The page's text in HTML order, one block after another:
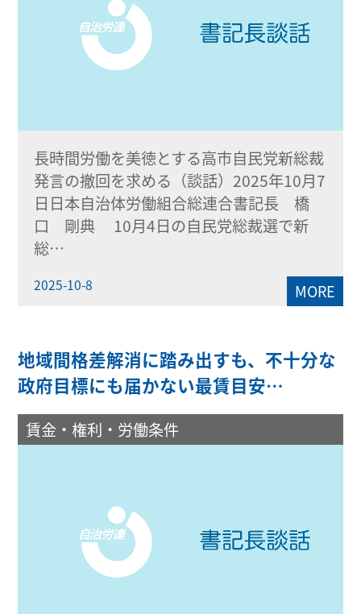
長時間労働を美徳とする高市自民党新総裁
発言の撤回を求める（談話）2025年10月7
日日本自治体労働組合総連合書記長 橋
口 剛典 10月4日の自民党総裁選で新
総…
2025-10-8 MORE
地域間格差解消に踏み出すも、不十分な
政府目標にも届かない最賃目安…
賃金・権利・労働条件